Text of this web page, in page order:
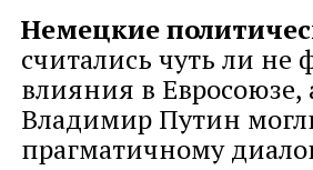
Немецкие
считались чуть ли не
влияния в
Владимир Путин
прагматичному